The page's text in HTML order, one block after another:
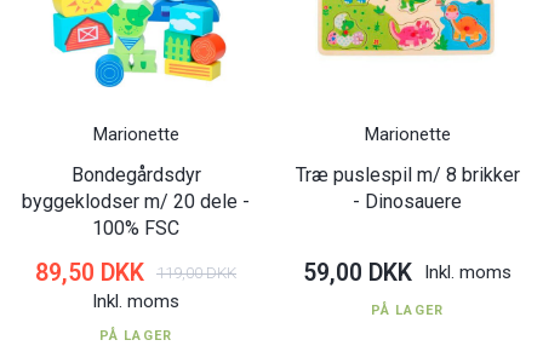
Marionette
Bondegårdsdyr
byggeklodser m/ 20 dele -
100% FSC
89,50 DKK 119,00 DKK
Inkl. moms
PÅ LAGER
Marionette
Træ puslespil m/ 8 brikker
- Dinosauere
59,00 DKK Inkl. moms
PÅ LAGER